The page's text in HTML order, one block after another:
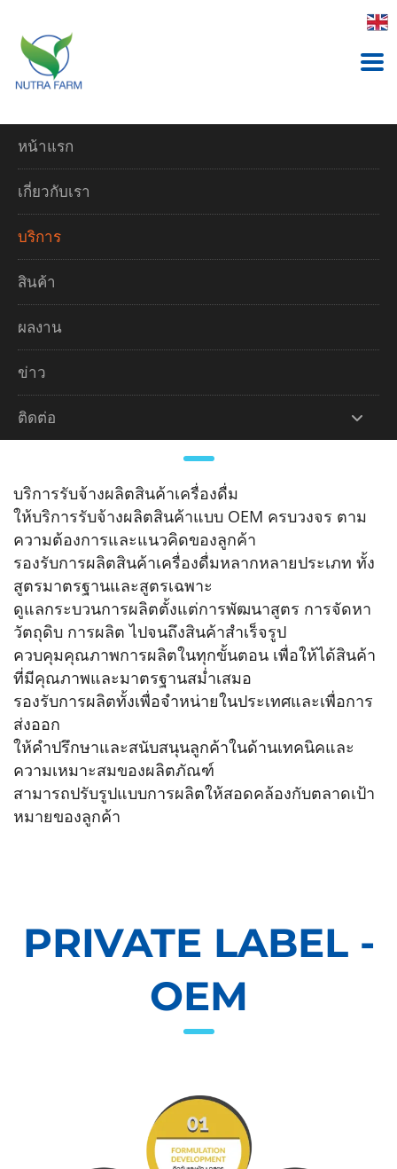
หน้าแรก
เกี่ยวกับเรา
บริการ
สินค้า
ผลงาน
ข่าว
ติดต่อ
OEM Services
บริการรับผลิตเครื่อง
บริการรับจ้างผลิตสินค้าเครื่องดื่ม
ให้บริการรับจ้างผลิตสินค้าแบบ OEM ครบวงจร ตาม
ความต้องการและแนวคิดของลูกค้า
รองรับการผลิตสินค้าเครื่องดื่มหลากหลายประเภท ทั้ง
สูตรมาตรฐานและสูตรเฉพาะ
ดูแลกระบวนการผลิตตั้งแต่การพัฒนาสูตร การจัดหา
วัตถุดิบ การผลิต ไปจนถึงสินค้าสำเร็จรูป
ควบคุมคุณภาพการผลิตในทุกขั้นตอน เพื่อให้ได้สินค้า
ที่มีคุณภาพและมาตรฐานสม่ำเสมอ
รองรับการผลิตทั้งเพื่อจำหน่ายในประเทศและเพื่อการ
ส่งออก
ให้คำปรึกษาและสนับสนุนลูกค้าในด้านเทคนิคและ
ความเหมาะสมของผลิตภัณฑ์
สามารถปรับรูปแบบการผลิตให้สอดคล้องกับตลาดเป้า
หมายของลูกค้า
PRIVATE LABEL -
OEM